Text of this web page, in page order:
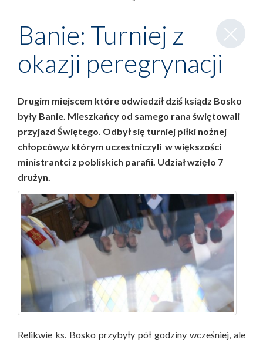
Zamknij
wpis
Banie: Turniej z
okazji peregrynacji
Drugim miejscem które odwiedził dziś ksiądz Bosko
były Banie. Mieszkańcy od samego rana świętowali
przyjazd Świętego. Odbył się turniej piłki nożnej
chłopców,w którym uczestniczyli w większości
ministrantci z pobliskich parafii. Udział wzięło 7
drużyn.
Relikwie ks. Bosko przybyły pół godziny wcześniej, ale